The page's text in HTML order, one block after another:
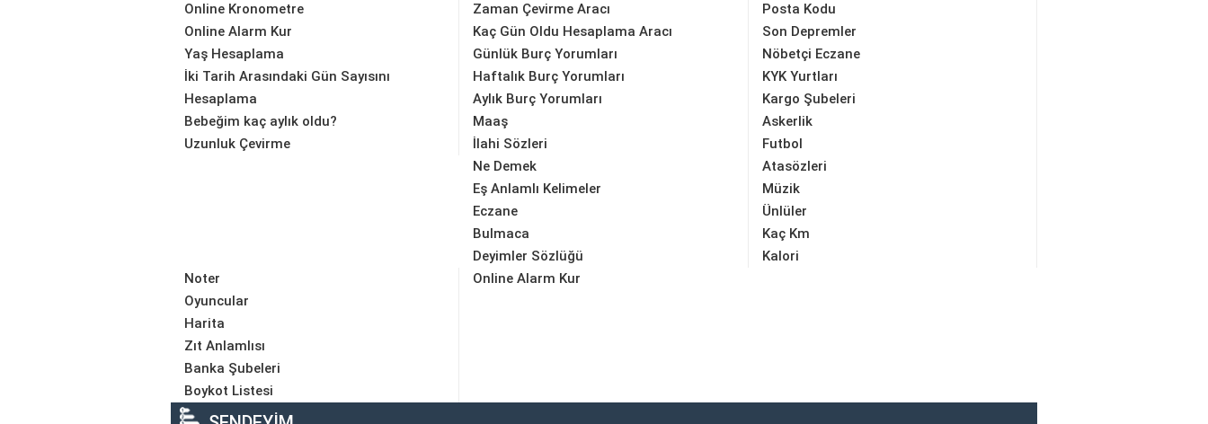
Online Kronometre
Online Alarm Kur
Yaş Hesaplama
İki Tarih Arasındaki Gün Sayısını
Hesaplama
Bebeğim kaç aylık oldu?
Uzunluk Çevirme
Zaman Çevirme Aracı
Kaç Gün Oldu Hesaplama Aracı
Günlük Burç Yorumları
Haftalık Burç Yorumları
Aylık Burç Yorumları
Maaş
Posta Kodu
Son Depremler
Nöbetçi Eczane
KYK Yurtları
Kargo Şubeleri
Askerlik
İlahi Sözleri
Ne Demek
Eş Anlamlı Kelimeler
Eczane
Bulmaca
Deyimler Sözlüğü
Futbol
Atasözleri
Müzik
Ünlüler
Kaç Km
Kalori
Noter
Oyuncular
Harita
Zıt Anlamlısı
Banka Şubeleri
Boykot Listesi
Online Alarm Kur